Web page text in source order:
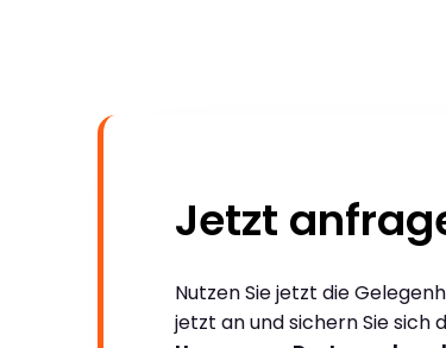
Jetzt
Nutzen Sie jetzt die
jetzt an und sichern Sie sich